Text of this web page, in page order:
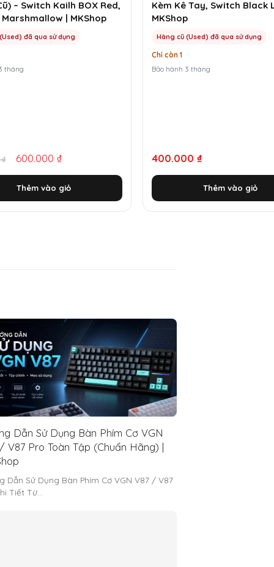
– Switch Kailh BOX Red,
| MKShop
đã qua sử dụng
tháng
₫ 600.000 ₫
Thêm vào giỏ
Kèm Kê Tay, Switch Black
MKShop
Hàng cũ (Used) đã qua sử dụng
Chỉ còn 1
Bảo hành 3 tháng
400.000 ₫
Thêm vào giỏ
Dẫn Sử Dụng Bàn Phím Cơ VGN
V87 Pro Toàn Tập (Chuẩn Hãng) |
Dẫn Sử Dụng Bàn Phím Cơ VGN V87 / V87
Tiết Từ…